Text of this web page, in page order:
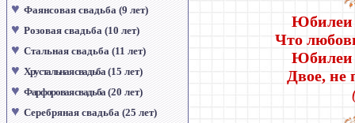
♥ Фаянсовая свадьба (9 лет)
♥ Розовая свадьба (10 лет)
♥ Стальная свадьба (11 лет)
♥ Хрустальная свадьба(15 лет)
♥ Фарфоровая свадьба(20 лет)
♥ Серебряная свадьба (25 лет)
Юбилеи
Что
Юбилеи
Двое, не